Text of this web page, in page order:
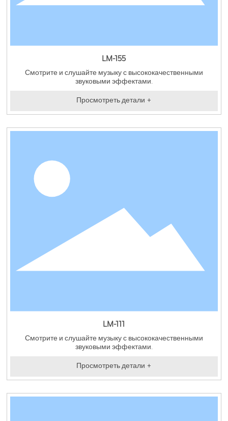
LM-155
Смотрите и слушайте музыку с высококачественными
звуковыми эффектами.
Просмотреть детали +
LM-111
Смотрите и слушайте музыку с высококачественными
звуковыми эффектами.
Просмотреть детали +